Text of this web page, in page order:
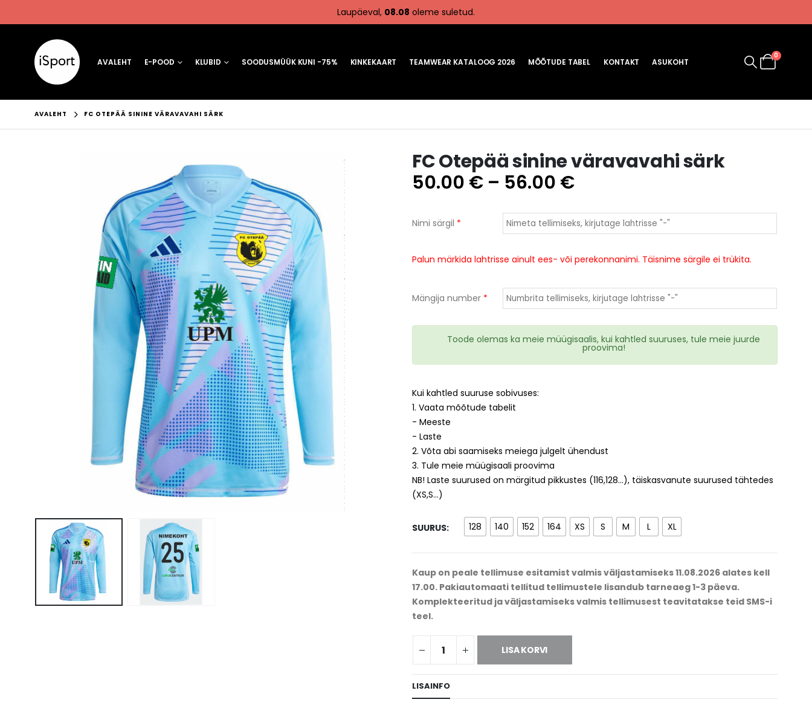
Laupäeval, 08.08 oleme suletud.
AVALEHT E-POOD KLUBID
JÕGEVA HOKIKLUBI HC EVEREST
VÕIMLEMISKLUBI AKROS PARKUURI KESKUS
SAUE TKD MAADLUSKLUBI LAPITI SK IMPACT
SOODUSMÜÜK KUNI -75% KINKEKAART TEAMWEAR KATALOOG 2026 MÕÕTUDE TABEL KONTAKT ASUKOHT
0
AVALEHT FC OTEPÄÄ SININE VÄRAVAVAHI SÄRK
FC Otepää sinine väravavahi särk
50.00 € – 56.00 €Hinnavahemik:
kuni
56.00 €
Nimi särgil *
Palun märkida lahtrisse ainult ees- või perekonnanimi. Täisnime särgile ei trükita.
Mängija number *
Toode olemas ka meie müügisaalis, kui kahtled suuruses, tule meie juurde
proovima!
Kui kahtled suuruse sobivuses:
1. Vaata mõõtude tabelit
- Meeste
- Laste
2. Võta abi saamiseks meiega julgelt ühendust
3. Tule meie müügisaali proovima
NB! Laste suurused on märgitud pikkustes (116,128...), täiskasvanute suurused tähtedes
(XS,S...)
SUURUS 128 140 152 164 XS S M L XL
Kaup on peale tellimuse esitamist valmis väljastamiseks 11.08.2026 alates kell
17.00. Pakiautomaati tellitud tellimustele lisandub tarneaeg 1-3 päeva.
Komplekteeritud ja väljastamiseks valmis tellimusest teavitatakse teid SMS-i
teel.
LISA KORVI
LISAINFO